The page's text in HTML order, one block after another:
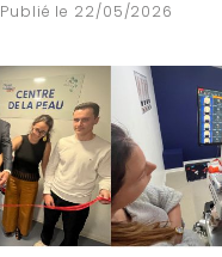
Publié le 22/05/2026